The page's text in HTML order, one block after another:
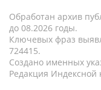
Обработан архив
до 08.2026 годы.
Ключевых фраз
724415.
Создано именных
Редакция Индексной